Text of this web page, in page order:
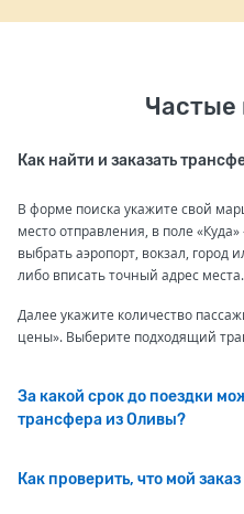
Частые
Как найти и заказать
В форме поиска укажите свой
место отправления, в поле
выбрать аэропорт, вокзал, город
либо вписать точный адрес места.
Далее укажите количество
цены». Выберите подходящий
За какой срок до поездки
трансфера из Оливы?
Как проверить, что мой